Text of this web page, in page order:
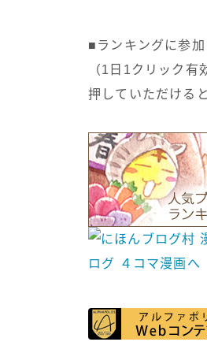
■ランキングに参
（1日1クリック有
押していただける